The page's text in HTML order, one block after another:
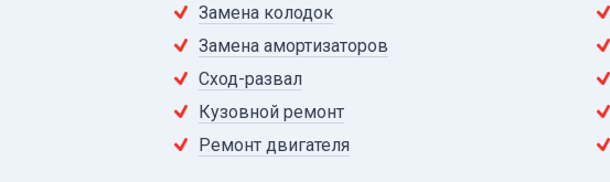
Замена колодок
Замена амортизаторов
Сход-развал
Кузовной ремонт
Ремонт двигателя